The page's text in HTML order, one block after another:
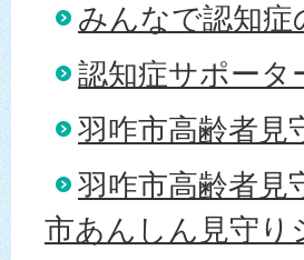
みんなで認知
認知症サポー
羽咋市高齢者見
羽咋市高齢者見
市あんしん見守り